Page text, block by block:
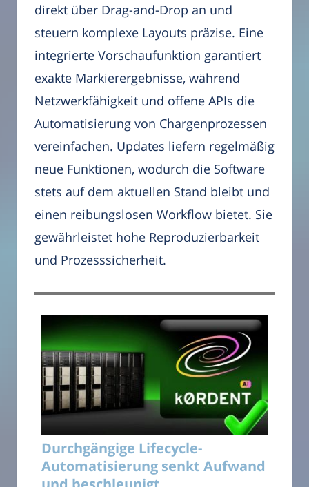
direkt über Drag-and-Drop an und
steuern komplexe Layouts präzise. Eine
integrierte Vorschaufunktion garantiert
exakte Markierergebnisse, während
Netzwerkfähigkeit und offene APIs die
Automatisierung von Chargenprozessen
vereinfachen. Updates liefern regelmäßig
neue Funktionen, wodurch die Software
stets auf dem aktuellen Stand bleibt und
einen reibungslosen Workflow bietet. Sie
gewährleistet hohe Reproduzierbarkeit
und Prozesssicherheit.
Durchgängige Lifecycle-
Automatisierung senkt Aufwand